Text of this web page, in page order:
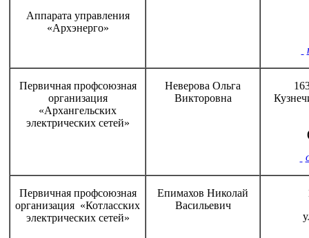
Аппарата управления
«Архэнерго»
Первичная профсоюзная
организация
«Архангельских
электрических сетей»
Неверова Ольга
Викторовна
Первичная профсоюзная
организация «Котласских
электрических сетей»
Епимахов Николай
Васильевич